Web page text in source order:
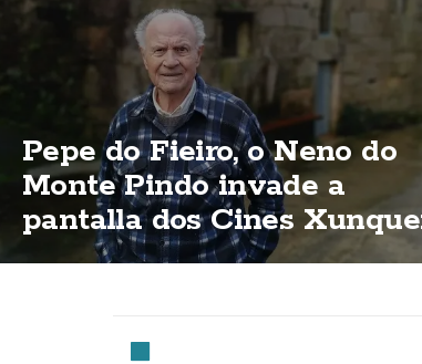
Pepe do Fieiro, o Neno do
Monte Pindo invade a
pantalla dos Cines